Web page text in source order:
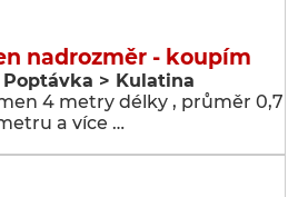
nadrozměr - koupím
> Kulatina
4 metry délky , průměr 0,7
a více …